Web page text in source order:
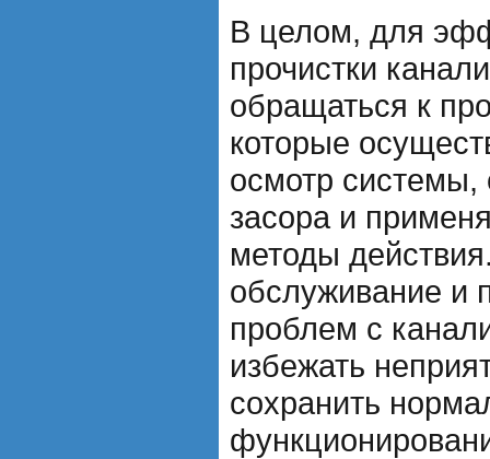
В целом, для
прочистки
обращаться к
которые
осмотр системы,
засора и
методы
обслуживание и
проблем с
избежать
сохранить